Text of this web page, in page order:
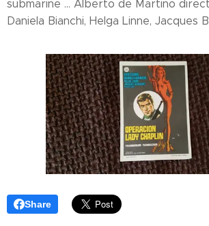
submarine ... Alberto de Martino
Daniela Bianchi, Helga Linne, Jacques
Share